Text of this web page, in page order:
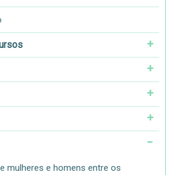
mulheres e homens entre os